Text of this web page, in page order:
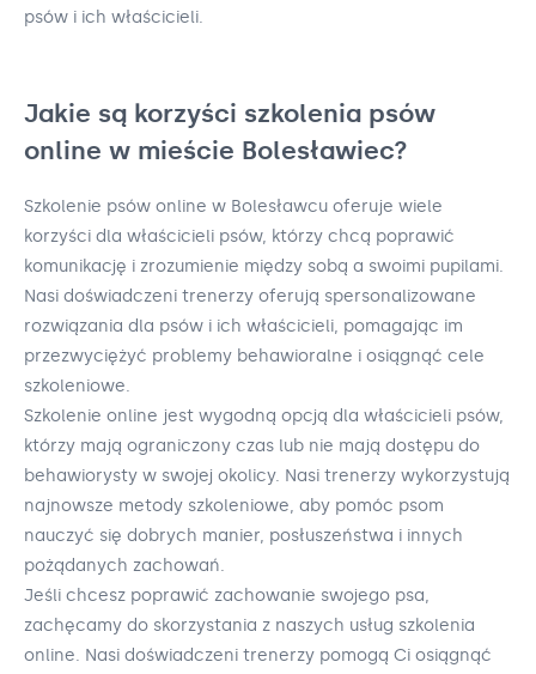
psów i ich właścicieli.
Jakie są korzyści szkolenia psów
online w mieście Bolesławiec?
Szkolenie psów online w Bolesławcu oferuje wiele
korzyści dla właścicieli psów, którzy chcą poprawić
komunikację i zrozumienie między sobą a swoimi pupilami.
Nasi doświadczeni trenerzy oferują spersonalizowane
rozwiązania dla psów i ich właścicieli, pomagając im
przezwyciężyć problemy behawioralne i osiągnąć cele
szkoleniowe.
Szkolenie online jest wygodną opcją dla właścicieli psów,
którzy mają ograniczony czas lub nie mają dostępu do
behawiorysty w swojej okolicy. Nasi trenerzy wykorzystują
najnowsze metody szkoleniowe, aby pomóc psom
nauczyć się dobrych manier, posłuszeństwa i innych
pożądanych zachowań.
Jeśli chcesz poprawić zachowanie swojego psa,
zachęcamy do skorzystania z naszych usług szkolenia
online. Nasi doświadczeni trenerzy pomogą Ci osiągnąć